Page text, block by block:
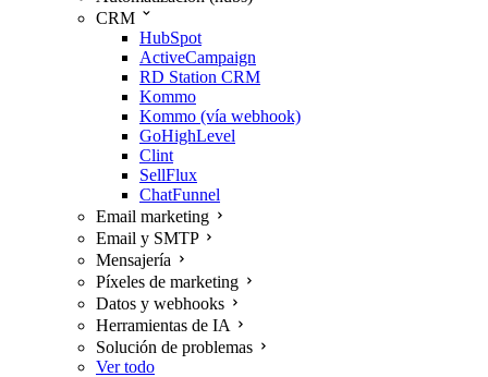
CRM
HubSpot
ActiveCampaign
RD Station CRM
Kommo
Kommo (vía webhook)
GoHighLevel
Clint
SellFlux
ChatFunnel
Email marketing
Email y SMTP
Mensajería
Píxeles de marketing
Datos y webhooks
Herramientas de IA
Solución de problemas
Ver todo